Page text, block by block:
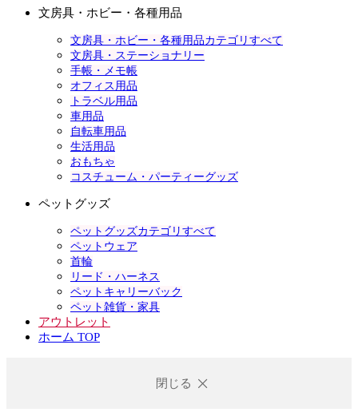
文房具・ホビー・各種用品
文房具・ホビー・各種用品カテゴリすべて
文房具・ステーショナリー
手帳・メモ帳
オフィス用品
トラベル用品
車用品
自転車用品
生活用品
おもちゃ
コスチューム・パーティーグッズ
ペットグッズ
ペットグッズカテゴリすべて
ペットウェア
首輪
リード・ハーネス
ペットキャリーバック
ペット雑貨・家具
アウトレット
ホーム TOP
閉じる